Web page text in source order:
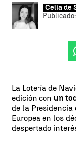
Celia de
Publicado:
La Lotería de
edición con un
de la Presidencia
Europea en los
despertado